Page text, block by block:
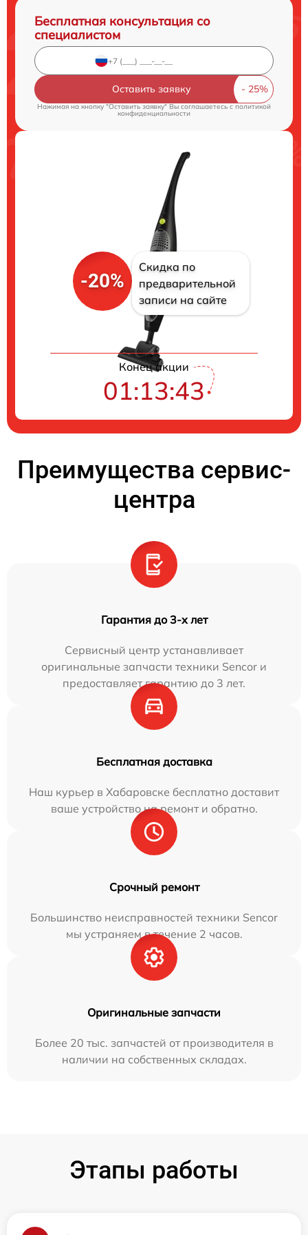
Бесплатная консультация со
специалистом
Оставить заявку
Нажимая на кнопку "Оставить заявку" Вы соглашаетесь cполитикой
конфиденциальности
-20%
Скидка по
предварительной
записи на сайте
Конец акции
01:13:43
Преимущества сервис-
центра
Гарантия до 3-х лет
Сервисный центр устанавливает
оригинальные запчасти техники Sencor и
предоставляет гарантию до 3 лет.
Бесплатная доставка
Наш курьер в Хабаровске бесплатно доставит
ваше устройство на ремонт и обратно.
Срочный ремонт
Большинство неисправностей техники Sencor
мы устраняем в течение 2 часов.
Оригинальные запчасти
Более 20 тыс. запчастей от производителя в
наличии на собственных складах.
Этапы работы